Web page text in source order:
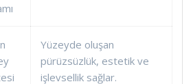
Yüzeyde oluşan
pürüzsüzlük, estetik ve
işlevsellik sağlar.